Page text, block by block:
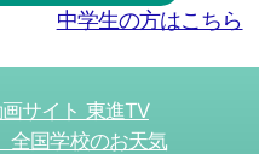
中学生の方はこちら
サイト 東進TV
全国学校のお天気